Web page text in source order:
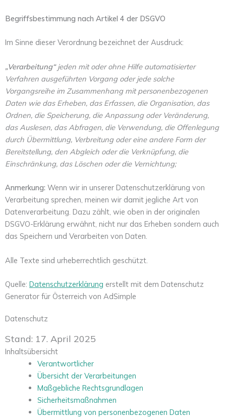
Begriffsbestimmung nach Artikel 4 der DSGVO
Im Sinne dieser Verordnung bezeichnet der Ausdruck:
„Verarbeitung“jeden mit oder ohne Hilfe automatisierter
Verfahren ausgeführten Vorgang oder jede solche
Vorgangsreihe im Zusammenhang mit personenbezogenen
Daten wie das Erheben, das Erfassen, die Organisation, das
Ordnen, die Speicherung, die Anpassung oder Veränderung,
das Auslesen, das Abfragen, die Verwendung, die Offenlegung
durch Übermittlung, Verbreitung oder eine andere Form der
Bereitstellung, den Abgleich oder die Verknüpfung, die
Einschränkung, das Löschen oder die Vernichtung;
Anmerkung: Wenn wir in unserer Datenschutzerklärung von
Verarbeitung sprechen, meinen wir damit jegliche Art von
Datenverarbeitung. Dazu zählt, wie oben in der originalen
DSGVO-Erklärung erwähnt, nicht nur das Erheben sondern auch
das Speichern und Verarbeiten von Daten.
Alle Texte sind urheberrechtlich geschützt.
Quelle: Datenschutzerklärung erstellt mit dem Datenschutz
Generator für Österreich von AdSimple
Datenschutz
Stand: 17. April 2025
Inhaltsübersicht
Verantwortlicher
Übersicht der Verarbeitungen
Maßgebliche Rechtsgrundlagen
Sicherheitsmaßnahmen
Übermittlung von personenbezogenen Daten